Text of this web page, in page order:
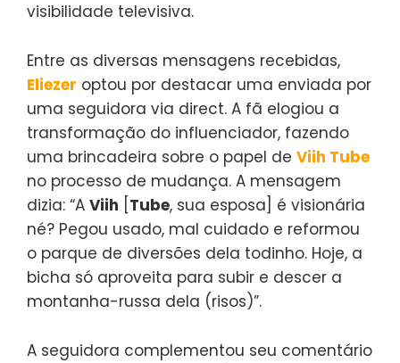
visibilidade televisiva.
Entre as diversas mensagens recebidas,
Eliezer optou por destacar uma enviada por
uma seguidora via direct. A fã elogiou a
transformação do influenciador, fazendo
uma brincadeira sobre o papel de Viih Tube
no processo de mudança. A mensagem
dizia: “A Viih Tube, sua esposa] é visionária
né? Pegou usado, mal cuidado e reformou
o parque de diversões dela todinho. Hoje, a
bicha só aproveita para subir e descer a
montanha-russa dela (risos)”.
A seguidora complementou seu comentário